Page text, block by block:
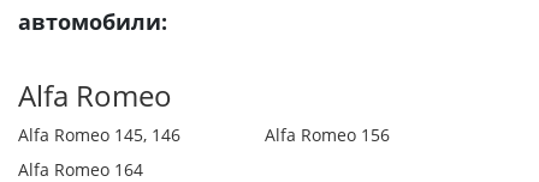
автомобили:
Alfa Romeo
Alfa Romeo 145, 146
Alfa Romeo 156
Alfa Romeo 164